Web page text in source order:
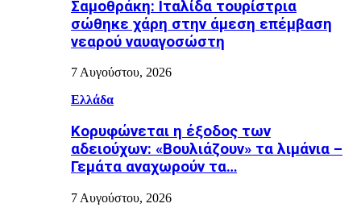
Σαμοθράκη: Ιταλίδα τουρίστρια
σώθηκε χάρη στην άμεση επέμβαση
νεαρού ναυαγοσώστη
7 Αυγούστου, 2026
Ελλάδα
Κορυφώνεται η έξοδος των
αδειούχων: «Βουλιάζουν» τα λιμάνια –
Γεμάτα αναχωρούν τα…
7 Αυγούστου, 2026